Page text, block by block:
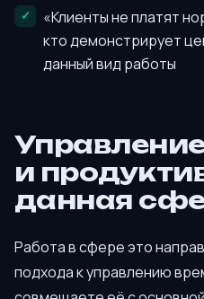
«Клиенты не платят
кто демонстрирует
данный вид работы
и
данная
Работа в сфере это
подхода к управлению